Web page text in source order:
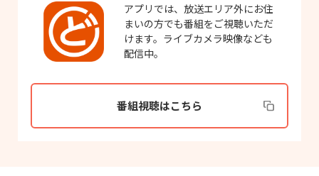
アプリでは、放送エリア外にお住
まいの方でも番組をご視聴いただ
けます。ライブカメラ映像なども
配信中。
番組視聴はこちら